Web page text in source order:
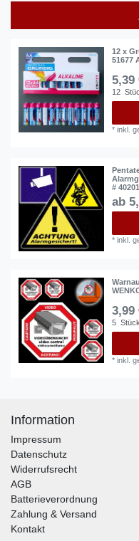
12 x
51677
5,39
12
*inkl.
#
ab
*inkl.
3,99
5
*inkl.
Information
Impressum
Datenschutz
Widerrufsrecht
AGB
Batterieverordnung
Zahlung & Versand
Kontakt